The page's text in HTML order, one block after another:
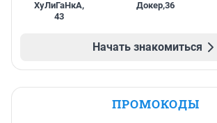
ХуЛиГаНкА,
43
Докер,36
Начать знакомиться
ПРОМОКОДЫ